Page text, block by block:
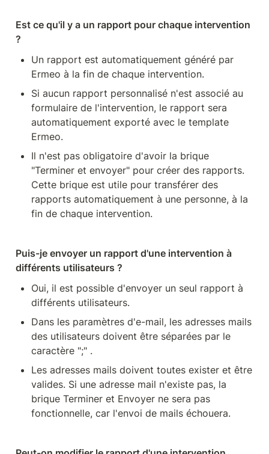
Est ce qu'il y a un rapport pour chaque intervention
?
Un rapport est automatiquement généré par
Ermeo à la fin de chaque intervention.
Si aucun rapport personnalisé n'est associé au
formulaire de l'intervention, le rapport sera
automatiquement exporté avec le template
Ermeo.
Il n'est pas obligatoire d'avoir la brique
"Terminer et envoyer" pour créer des rapports.
Cette brique est utile pour transférer des
rapports automatiquement à une personne, à la
fin de chaque intervention.
Puis-je envoyer un rapport d'une intervention à
différents utilisateurs ?
Oui, il est possible d'envoyer un seul rapport à
différents utilisateurs.
Dans les paramètres d'e-mail, les adresses mails
des utilisateurs doivent être séparées par le
caractère ";" .
Les adresses mails doivent toutes exister et être
valides. Si une adresse mail n'existe pas, la
brique Terminer et Envoyer ne sera pas
fonctionnelle, car l'envoi de mails échouera.